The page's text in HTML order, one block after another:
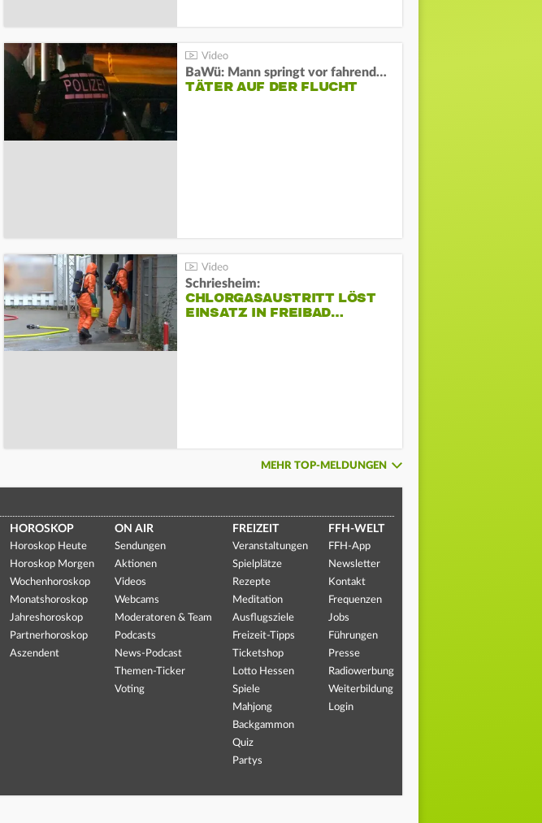
BaWü: Mann springt vor fahrendes Auto und schießt
TÄTER AUF DER FLUCHT
Schriesheim:
CHLORGASAUSTRITT LÖST
EINSATZ IN FREIBAD…
MEHR TOP-MELDUNGEN
HOROSKOP
Horoskop Heute
Horoskop Morgen
Wochenhoroskop
Monatshoroskop
Jahreshoroskop
Partnerhoroskop
Aszendent
ON AIR
Sendungen
Aktionen
Videos
Webcams
Moderatoren & Team
Podcasts
News-Podcast
Themen-Ticker
Voting
FREIZEIT
Veranstaltungen
Spielplätze
Rezepte
Meditation
Ausflugsziele
Freizeit-Tipps
Ticketshop
Lotto Hessen
Spiele
Mahjong
Backgammon
Quiz
Partys
FFH-WELT
FFH-App
Newsletter
Kontakt
Frequenzen
Jobs
Führungen
Presse
Radiowerbung
Weiterbildung
Login